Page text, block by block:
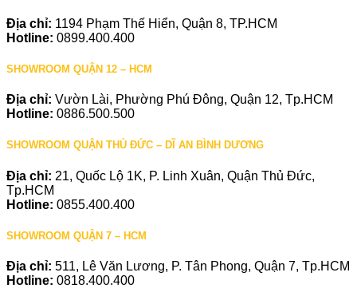
Địa chỉ: 1194 Phạm Thế Hiển, Quận 8, TP.HCM
Hotline: 0899.400.400
SHOWROOM QUẬN 12 – HCM
Địa chỉ: Vườn Lài, Phường Phú Đông, Quận 12, Tp.HCM
Hotline: 0886.500.500
SHOWROOM QUẬN THỦ ĐỨC – DĨ AN BÌNH DƯƠNG
Địa chỉ: 21, Quốc Lộ 1K, P. Linh Xuân, Quận Thủ Đức,
Tp.HCM
Hotline: 0855.400.400
SHOWROOM QUẬN 7 – HCM
Địa chỉ: 511, Lê Văn Lương, P. Tân Phong, Quận 7, Tp.HCM
Hotline: 0818.400.400